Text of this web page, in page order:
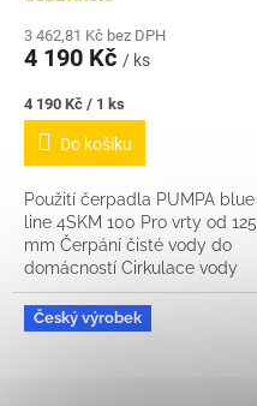
3 462,81 Kč bez DPH
4 190 Kč / ks
Měrná
cena:
4 190 Kč / 1 ks
Do košíku
Použití čerpadla PUMPA blue
line 4SKM 100 Pro vrty od 125
mm Čerpání čisté vody do
domácností Cirkulace vody
ve fontánách Zavlažování
deštovou vodou Napájení
tlakových...
Český výrobek